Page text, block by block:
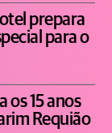
prepara
para o
os 15 anos
Requião